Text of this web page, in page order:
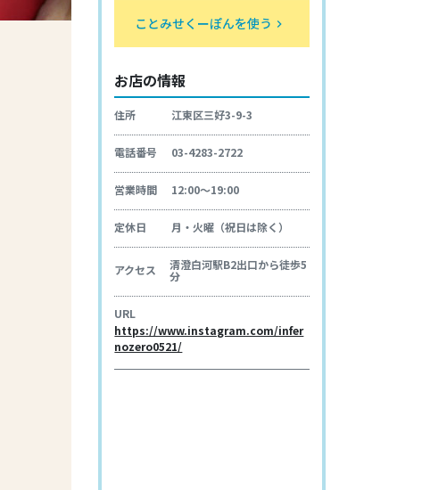
ことみせくーぽんを使う keyboard_arrow_right
お店の情報
住所 江東区三好3-9-3
電話番号 03-4283-2722
営業時間 12:00〜19:00
定休日 月・火曜（祝日は除く）
アクセス 清澄白河駅B2出口から徒歩5
分
URL
https://www.instagram.com/infer
nozero0521/